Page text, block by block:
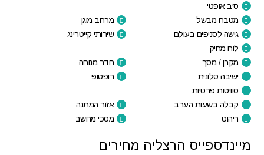
סיב אופטי
מטבח מבשל
מרחב מוגן
גישה לסניפים בעולם
שירותי קייטרינג
לוח מחיק
מקרן / מסך
חדר מנוחה
ישיבה סלונית
רופטופ
סוויטות פרטיות
קבלה בשעות הערב
אזור המתנה
ריהוט
מסכי מחשב
מיינדספייס הרצליה מחירים